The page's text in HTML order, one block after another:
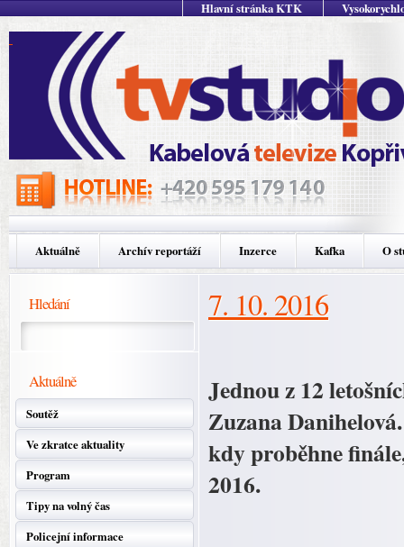
Hlavní stránka KTK
Aktuálně Archív reportáží Inzerce Kafka O
Hledání
Aktuálně
Soutěž
Ve zkratce aktuality
Program
Tipy na volný čas
Policejní informace
7. 10. 2016
Jednou z 12
Zuzana
kdy proběhne
2016.